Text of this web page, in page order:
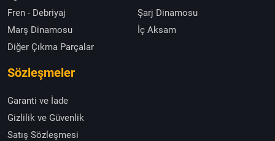
Fren - Debriyaj
Şarj Dinamosu
Marş Dinamosu
İç Aksam
Diğer Çıkma Parçalar
Sözleşmeler
Garanti ve İade
Gizlilik ve Güvenlik
Satış Sözleşmesi